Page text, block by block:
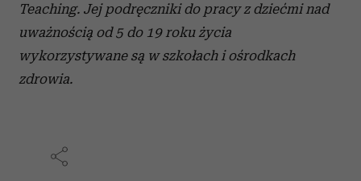
Teaching. Jej podręczniki do pracy z dziećmi nad
uważnością od 5 do 19 roku życia
wykorzystywane są w szkołach i ośrodkach
zdrowia.